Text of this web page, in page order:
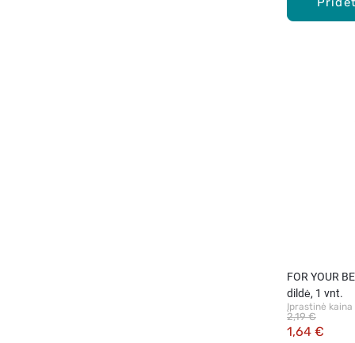
FOR YOUR
dildė, 1 vnt.
Įprastinė kaina
1,64 €
2,19 €